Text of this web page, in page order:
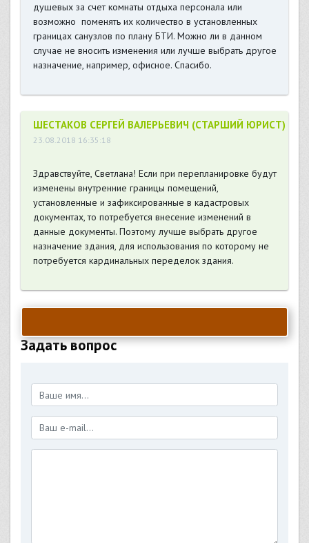
душевых за счет комнаты отдыха персонала или
возможно поменять их количество в установленных
границах санузлов по плану БТИ. Можно ли в данном
случае не вносить изменения или лучше выбрать другое
назначение, например, офисное. Спасибо.
ШЕСТАКОВ СЕРГЕЙ ВАЛЕРЬЕВИЧ (СТАРШИЙ ЮРИСТ)
23.08.2018 16:35:18
Здравствуйте, Светлана! Если при перепланировке будут
изменены внутренние границы помещений,
установленные и зафиксированные в кадастровых
документах, то потребуется внесение изменений в
данные документы. Поэтому лучше выбрать другое
назначение здания, для использования по которому не
потребуется кардинальных переделок здания.
Задать вопрос